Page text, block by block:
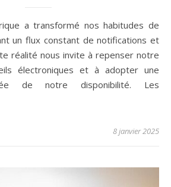
un flux constant de notifications et
réalité nous invite à repenser notre
électroniques et à adopter une
de notre disponibilité. Les
8 janvier 2025